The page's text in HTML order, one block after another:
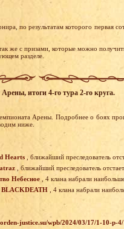
по результатам которого первая
же с призами, которые можно
разделе.
итоги 4-го тура 2-го круга.
Арены. Подробнее о боях
ниже.
Hearts , ближайший преследователь
, ближайший преследователь
Небесное , 4 клана набрали
BLACKDEATH , 4 клана набрали
justice.su/wpb/2024/03/17/1-10-p-4/